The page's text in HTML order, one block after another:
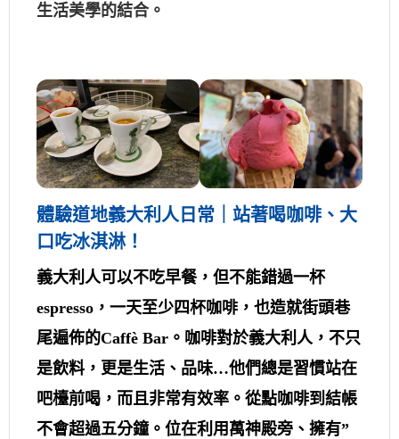
生活美學的結合。
體驗道地義大利人日常｜站著喝咖啡、大
口吃冰淇淋！
義大利人可以不吃早餐，但不能錯過一杯
espresso，一天至少四杯咖啡，也造就街頭巷
尾遍佈的Caffè Bar。咖啡對於義大利人，不只
是飲料，更是生活、品味…他們總是習慣站在
吧檯前喝，而且非常有效率。從點咖啡到結帳
不會超過五分鐘。位在利用萬神殿旁、擁有”